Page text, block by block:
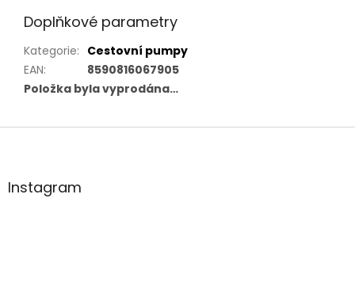
Doplňkové parametry
Kategorie: Cestovní pumpy
EAN:
8590816067905
Položka byla vyprodána…
Z
aInstagram